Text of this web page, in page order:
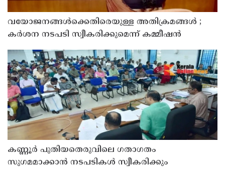
വയോജനങ്ങൾക്കെതിരെയുള്ള അതിക്രമങ്ങൾ ;
കർശന നടപടി സ്വീകരിക്കുമെന്ന് കമ്മീഷൻ
കണ്ണൂർ പുതിയതെരുവിലെ ഗതാഗതം
സുഗമമാക്കാന്‍ നടപടികള്‍ സ്വീകരിക്കും